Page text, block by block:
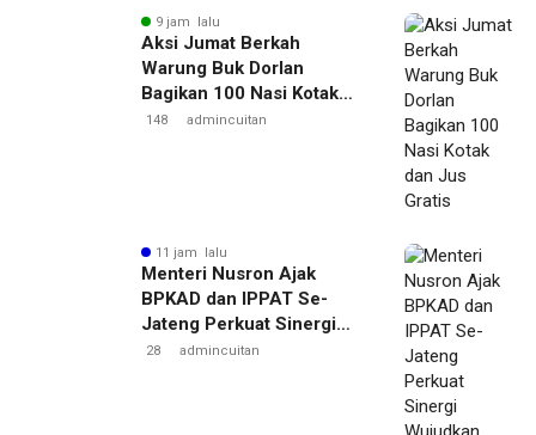
9 jam lalu
Aksi Jumat Berkah
Warung Buk Dorlan
Bagikan 100 Nasi Kotak
dan Jus Gratis
148 admincuitan
11 jam lalu
Menteri Nusron Ajak
BPKAD dan IPPAT Se-
Jateng Perkuat Sinergi
Wujudkan Transformasi
28 admincuitan